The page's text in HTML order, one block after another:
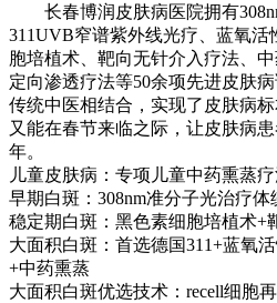
长春博润皮肤病医院拥有
311UVB窄谱紫外线光疗、蓝氧活
胞培植术、靶向无针介入疗法、
定向渗透疗法等50余项先进皮肤
传统中医相结合，实现了皮肤病
又能在春节来临之际，让皮肤病
年。
儿童皮肤病：专项儿童中药熏蒸
早期白斑：308nm准分子光治疗
稳定期白斑：黑色素细胞培植术+
大面积白斑：首选德国311+蓝氧
+中药熏蒸
大面积白斑优选技术：recell细胞